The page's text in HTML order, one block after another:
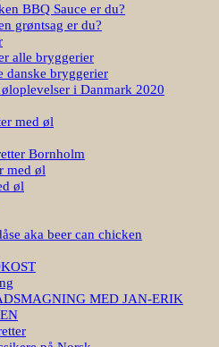
BBQ Sauce er du?
grøntsag er du?
alle bryggerier
danske bryggerier
øloplevelser i Danmark 2020
med øl
Bornholm
med øl
øl
aka beer can chicken
MED JAN-ERIK